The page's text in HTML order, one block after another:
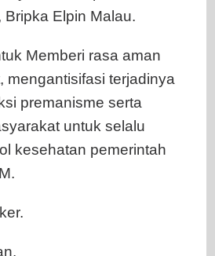
Bripka Elpin Malau.
Memberi rasa aman
mengantisifasi terjadinya
premanisme serta
untuk selalu
kesehatan pemerintah